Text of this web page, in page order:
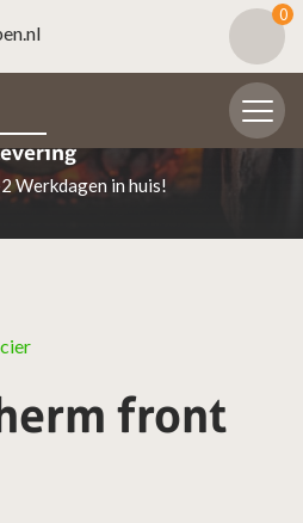
0
Werkdagen in huis!
front